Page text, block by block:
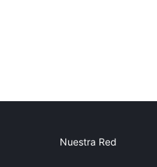
Nuestra Red